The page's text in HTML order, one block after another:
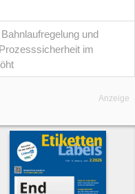
und
im
Anzeige